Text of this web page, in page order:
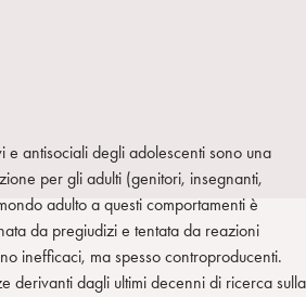
e antisociali degli adolescenti sono una
per gli adulti (genitori, insegnanti,
adulto a questi comportamenti è
da pregiudizi e tentata da reazioni
inefficaci, ma spesso controproducenti.
derivanti dagli ultimi decenni di ricerca sulla